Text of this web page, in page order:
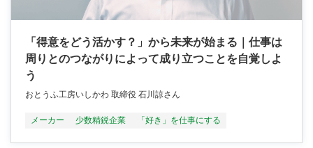
「得意をどう活かす？」から未来が始まる｜仕事は
周りとのつながりによって成り立つことを自覚しよ
う
おとうふ工房いしかわ 取締役 石川諒さん
メーカー 少数精鋭企業 「好き」を仕事にする